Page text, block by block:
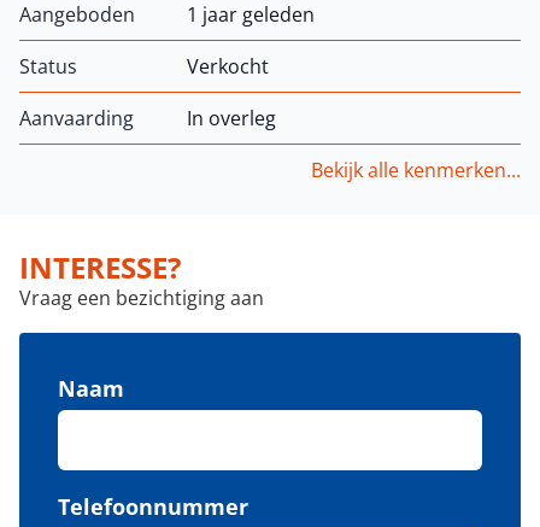
Aangeboden
1 jaar geleden
Status
Verkocht
Aanvaarding
In overleg
Bekijk alle kenmerken...
INTERESSE?
Vraag een bezichtiging aan
Naam
Telefoonnummer